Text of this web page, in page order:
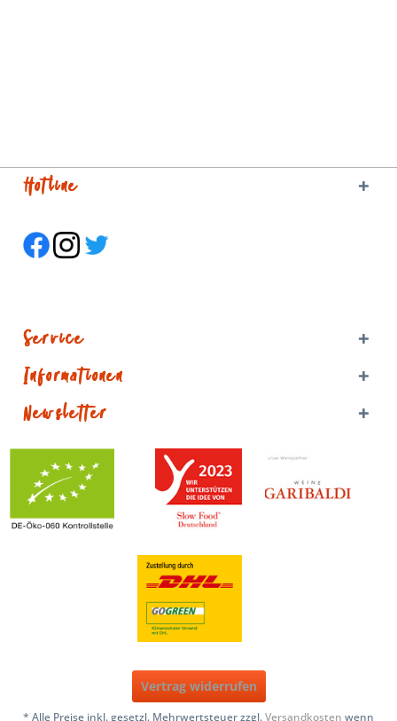
Hotline
Service
Informationen
Newsletter
Vertrag widerrufen
* Alle Preise inkl. gesetzl. Mehrwertsteuer zzgl.Versandkosten wenn